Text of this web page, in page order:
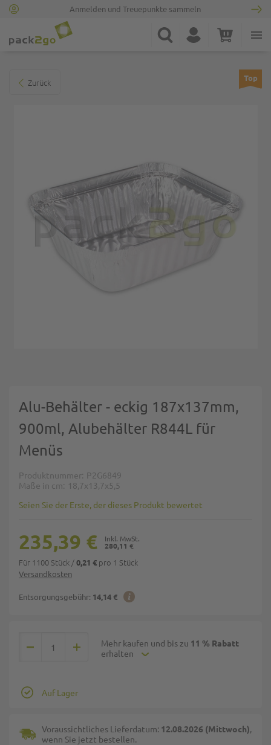
Anmelden und Treuepunkte sammeln
Suche Konto Warenkorb
Zurück Top
Alu-Behälter - eckig 187x137mm,
900ml, Alubehälter R844L für
Menüs
Produktnummer P2G6849
Maße in cm
18,7x13,7x5,5
Seien Sie der Erste, der dieses Produkt bewertet
Versandkosten
Entsorgungsgebühr: 14,14 €
280,11 €
235,39 €
Für 1100 Stück /0,21 € pro 1 Stück
Mehr kaufen und bis zu 11 % Rabatt
erhalten
Auf Lager
Voraussichtliches Lieferdatum: 12.08.2026 (Mittwoch),
wenn Sie jetzt bestellen.